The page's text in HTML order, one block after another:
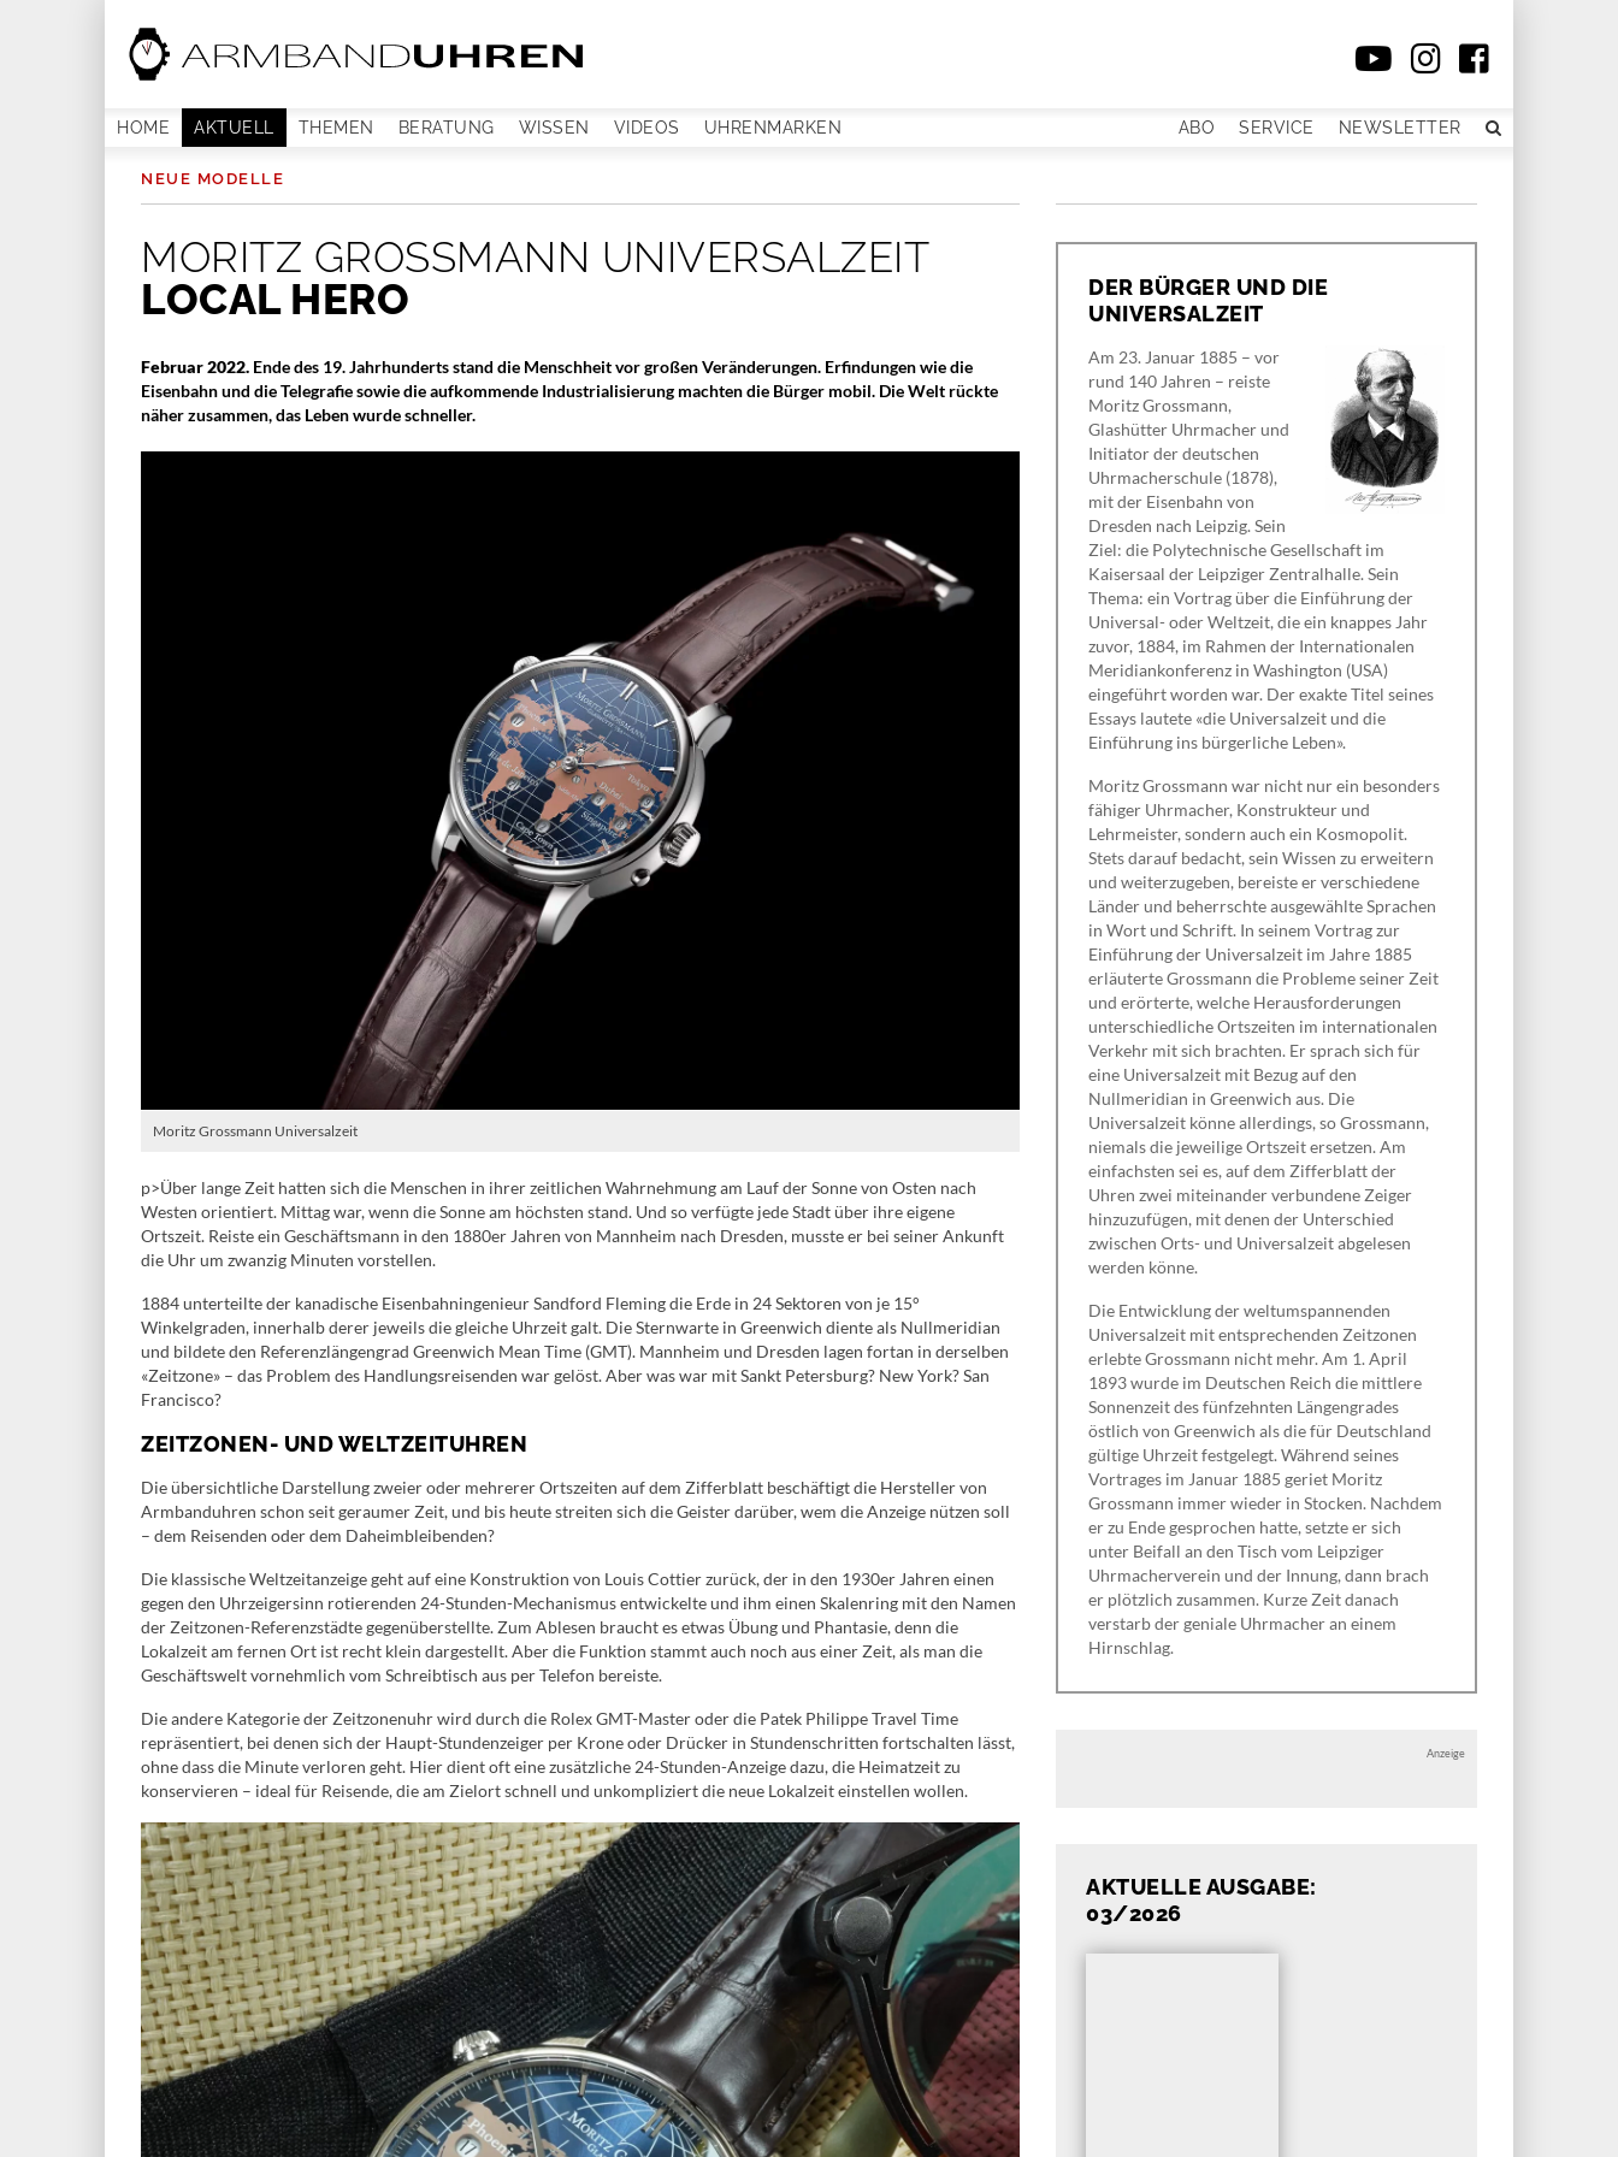
HOME AKTUELL THEMEN BERATUNG WISSEN VIDEOS UHRENMARKEN ABO SERVICE NEWSLETTER
NEUE MODELLE
MORITZ GROSSMANN UNIVERSALZEIT
LOCAL HERO
Februar 2022. Ende des 19. Jahrhunderts stand die Menschheit vor großen Veränderungen. Erfindungen wie die
Eisenbahn und die Telegrafie sowie die aufkommende Industrialisierung machten die Bürger mobil. Die Welt rückte
näher zusammen, das Leben wurde schneller.
Moritz Grossmann Universalzeit
p>Über lange Zeit hatten sich die Menschen in ihrer zeitlichen Wahrnehmung am Lauf der Sonne von Osten nach
Westen orientiert. Mittag war, wenn die Sonne am höchsten stand. Und so verfügte jede Stadt über ihre eigene
Ortszeit. Reiste ein Geschäftsmann in den 1880er Jahren von Mannheim nach Dresden, musste er bei seiner Ankunft
die Uhr um zwanzig Minuten vorstellen.
1884 unterteilte der kanadische Eisenbahningenieur Sandford Fleming die Erde in 24 Sektoren von je 15°
Winkelgraden, innerhalb derer jeweils die gleiche Uhrzeit galt. Die Sternwarte in Greenwich diente als Nullmeridian
und bildete den Referenzlängengrad Greenwich Mean Time (GMT). Mannheim und Dresden lagen fortan in derselben
«Zeitzone» – das Problem des Handlungsreisenden war gelöst. Aber was war mit Sankt Petersburg? New York? San
Francisco?
ZEITZONEN- UND WELTZEITUHREN
Die übersichtliche Darstellung zweier oder mehrerer Ortszeiten auf dem Zifferblatt beschäftigt die Hersteller von
Armbanduhren schon seit geraumer Zeit, und bis heute streiten sich die Geister darüber, wem die Anzeige nützen soll
– dem Reisenden oder dem Daheimbleibenden?
Die klassische Weltzeitanzeige geht auf eine Konstruktion von Louis Cottier zurück, der in den 1930er Jahren einen
gegen den Uhrzeigersinn rotierenden 24-Stunden-Mechanismus entwickelte und ihm einen Skalenring mit den Namen
der Zeitzonen-Referenzstädte gegenüberstellte. Zum Ablesen braucht es etwas Übung und Phantasie, denn die
Lokalzeit am fernen Ort ist recht klein dargestellt. Aber die Funktion stammt auch noch aus einer Zeit, als man die
Geschäftswelt vornehmlich vom Schreibtisch aus per Telefon bereiste.
Die andere Kategorie der Zeitzonenuhr wird durch die Rolex GMT-Master oder die Patek Philippe Travel Time
repräsentiert, bei denen sich der Haupt-Stundenzeiger per Krone oder Drücker in Stundenschritten fortschalten lässt,
ohne dass die Minute verloren geht. Hier dient oft eine zusätzliche 24-Stunden-Anzeige dazu, die Heimatzeit zu
konservieren – ideal für Reisende, die am Zielort schnell und unkompliziert die neue Lokalzeit einstellen wollen.
DER BÜRGER UND DIE
UNIVERSALZEIT
Am 23. Januar 1885 – vor
rund 140 Jahren – reiste
Moritz Grossmann,
Glashütter Uhrmacher und
Initiator der deutschen
Uhrmacherschule (1878),
mit der Eisenbahn von
Dresden nach Leipzig. Sein
Ziel: die Polytechnische Gesellschaft im
Kaisersaal der Leipziger Zentralhalle. Sein
Thema: ein Vortrag über die Einführung der
Universal- oder Weltzeit, die ein knappes Jahr
zuvor, 1884, im Rahmen der Internationalen
Meridiankonferenz in Washington (USA)
eingeführt worden war. Der exakte Titel seines
Essays lautete «die Universalzeit und die
Einführung ins bürgerliche Leben».
Moritz Grossmann war nicht nur ein besonders
fähiger Uhrmacher, Konstrukteur und
Lehrmeister, sondern auch ein Kosmopolit.
Stets darauf bedacht, sein Wissen zu erweitern
und weiterzugeben, bereiste er verschiedene
Länder und beherrschte ausgewählte Sprachen
in Wort und Schrift. In seinem Vortrag zur
Einführung der Universalzeit im Jahre 1885
erläuterte Grossmann die Probleme seiner Zeit
und erörterte, welche Herausforderungen
unterschiedliche Ortszeiten im internationalen
Verkehr mit sich brachten. Er sprach sich für
eine Universalzeit mit Bezug auf den
Nullmeridian in Greenwich aus. Die
Universalzeit könne allerdings, so Grossmann,
niemals die jeweilige Ortszeit ersetzen. Am
einfachsten sei es, auf dem Zifferblatt der
Uhren zwei miteinander verbundene Zeiger
hinzuzufügen, mit denen der Unterschied
zwischen Orts- und Universalzeit abgelesen
werden könne.
Die Entwicklung der weltumspannenden
Universalzeit mit entsprechenden Zeitzonen
erlebte Grossmann nicht mehr. Am 1. April
1893 wurde im Deutschen Reich die mittlere
Sonnenzeit des fünfzehnten Längengrades
östlich von Greenwich als die für Deutschland
gültige Uhrzeit festgelegt. Während seines
Vortrages im Januar 1885 geriet Moritz
Grossmann immer wieder in Stocken. Nachdem
er zu Ende gesprochen hatte, setzte er sich
unter Beifall an den Tisch vom Leipziger
Uhrmacherverein und der Innung, dann brach
er plötzlich zusammen. Kurze Zeit danach
verstarb der geniale Uhrmacher an einem
Hirnschlag.
Anzeige
AKTUELLE AUSGABE:
03/2026